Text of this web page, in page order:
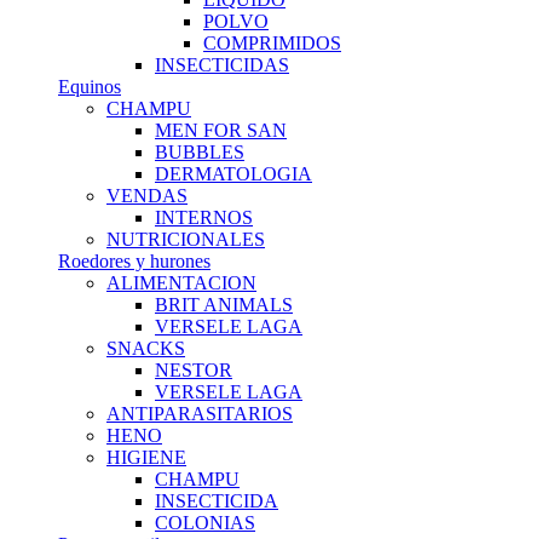
POLVO
COMPRIMIDOS
INSECTICIDAS
Equinos
CHAMPU
MEN FOR SAN
BUBBLES
DERMATOLOGIA
VENDAS
INTERNOS
NUTRICIONALES
Roedores y hurones
ALIMENTACION
BRIT ANIMALS
VERSELE LAGA
SNACKS
NESTOR
VERSELE LAGA
ANTIPARASITARIOS
HENO
HIGIENE
CHAMPU
INSECTICIDA
COLONIAS